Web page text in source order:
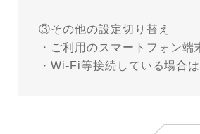
③その他の設定切り替え
・ご利用のスマートフォン端
・Wi-Fi等接続している場合